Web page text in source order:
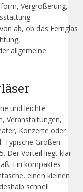
Vergrößerung,
ab, ob das Fernglas
allgemeine
und leichte
Veranstaltungen,
Konzerte oder
Typische Größen
Der Vorteil liegt klar
Ein kompaktes
einen kleinen
schnell